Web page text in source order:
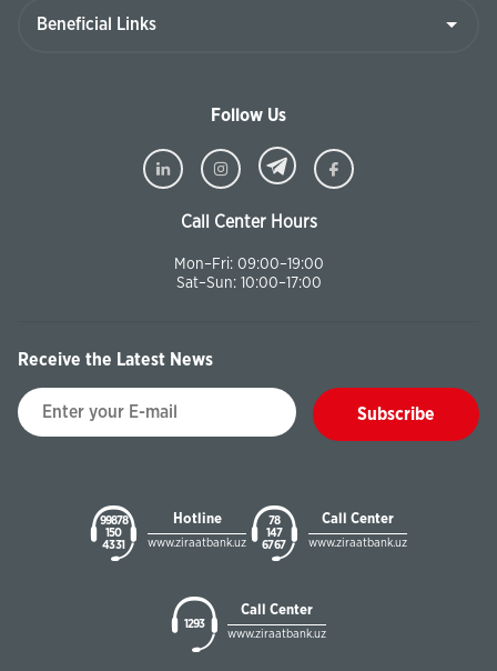
Follow Us
Call Center Hours
Mon–Fri: 09:00–19:00
Sat–Sun: 10:00–17:00
Receive the Latest News
Subscribe
99878
150
43 31
Hotline
www.ziraatbank.uz
78
147
67 67
Call Center
www.ziraatbank.uz
1293
Call Center
www.ziraatbank.uz